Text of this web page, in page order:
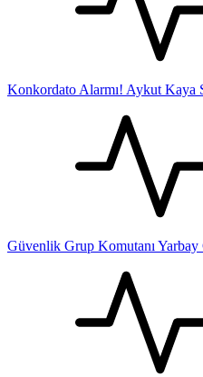
Konkordato Alarmı! Aykut Kaya
Güvenlik Grup Komutanı Yarbay